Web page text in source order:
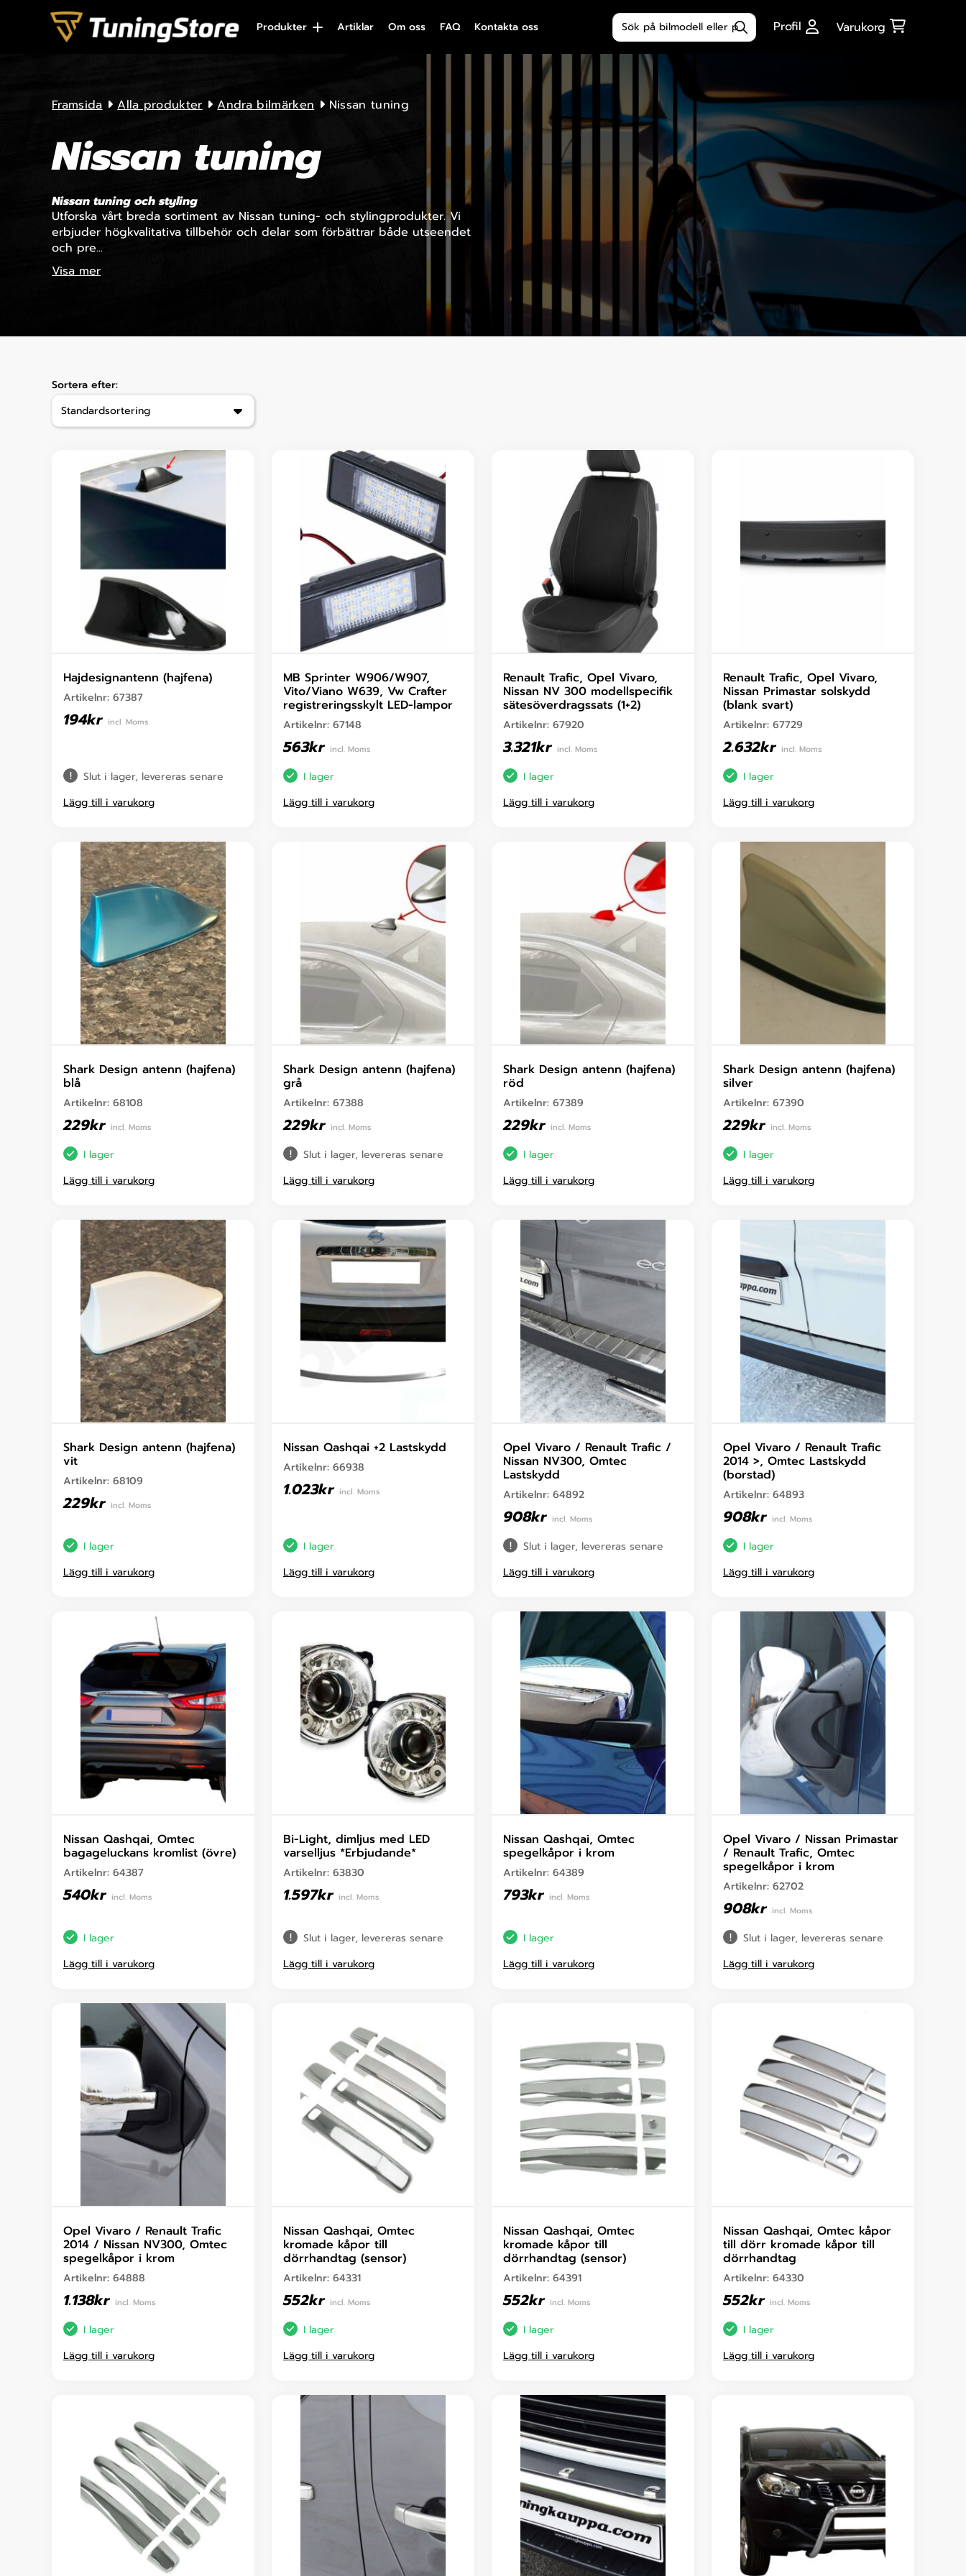
Skip to content
Produkter Artiklar Om oss FAQ Kontakta oss
Produktsökning
Profil Varukorg
Framsida Alla produkter Andra bilmärken Nissan tuning
Nissan tuning
Nissan tuning och styling
Utforska vårt breda sortiment av Nissan tuning- och stylingprodukter. Vi
erbjuder högkvalitativa tillbehör och delar som förbättrar både utseendet
och pre...
Visa mer
Sortera efter:
Hajdesignantenn (hajfena)
Artikelnr: 67387
194kr incl. Moms
Slut i lager, levereras senare
Lägg till i varukorg
MB Sprinter W906/W907,
Vito/Viano W639, Vw Crafter
registreringsskylt LED-lampor
Artikelnr: 67148
563kr incl. Moms
I lager
Lägg till i varukorg
Renault Trafic, Opel Vivaro,
Nissan NV 300 modellspecifik
sätesöverdragssats (1+2)
Artikelnr: 67920
3.321kr incl. Moms
I lager
Lägg till i varukorg
Renault Trafic, Opel Vivaro,
Nissan Primastar solskydd
(blank svart)
Artikelnr: 67729
2.632kr incl. Moms
I lager
Lägg till i varukorg
Shark Design antenn (hajfena)
blå
Artikelnr: 68108
229kr incl. Moms
I lager
Lägg till i varukorg
Shark Design antenn (hajfena)
grå
Artikelnr: 67388
229kr incl. Moms
Slut i lager, levereras senare
Lägg till i varukorg
Shark Design antenn (hajfena)
röd
Artikelnr: 67389
229kr incl. Moms
I lager
Lägg till i varukorg
Shark Design antenn (hajfena)
silver
Artikelnr: 67390
229kr incl. Moms
I lager
Lägg till i varukorg
Shark Design antenn (hajfena)
vit
Artikelnr: 68109
229kr incl. Moms
I lager
Lägg till i varukorg
Nissan Qashqai +2 Lastskydd
Artikelnr: 66938
1.023kr incl. Moms
I lager
Lägg till i varukorg
Opel Vivaro / Renault Trafic /
Nissan NV300, Omtec
Lastskydd
Artikelnr: 64892
908kr incl. Moms
Slut i lager, levereras senare
Lägg till i varukorg
Opel Vivaro / Renault Trafic
2014 >, Omtec Lastskydd
(borstad)
Artikelnr: 64893
908kr incl. Moms
I lager
Lägg till i varukorg
Nissan Qashqai, Omtec
bagageluckans kromlist (övre)
Artikelnr: 64387
540kr incl. Moms
I lager
Lägg till i varukorg
Bi-Light, dimljus med LED
varselljus *Erbjudande*
Artikelnr: 63830
1.597kr incl. Moms
Slut i lager, levereras senare
Lägg till i varukorg
Nissan Qashqai, Omtec
spegelkåpor i krom
Artikelnr: 64389
793kr incl. Moms
I lager
Lägg till i varukorg
Opel Vivaro / Nissan Primastar
/ Renault Trafic, Omtec
spegelkåpor i krom
Artikelnr: 62702
908kr incl. Moms
Slut i lager, levereras senare
Lägg till i varukorg
Opel Vivaro / Renault Trafic
2014 / Nissan NV300, Omtec
spegelkåpor i krom
Artikelnr: 64888
1.138kr incl. Moms
I lager
Lägg till i varukorg
Nissan Qashqai, Omtec
kromade kåpor till
dörrhandtag (sensor)
Artikelnr: 64331
552kr incl. Moms
I lager
Lägg till i varukorg
Nissan Qashqai, Omtec
kromade kåpor till
dörrhandtag (sensor)
Artikelnr: 64391
552kr incl. Moms
I lager
Lägg till i varukorg
Nissan Qashqai, Omtec kåpor
till dörr kromade kåpor till
dörrhandtag
Artikelnr: 64330
552kr incl. Moms
I lager
Lägg till i varukorg